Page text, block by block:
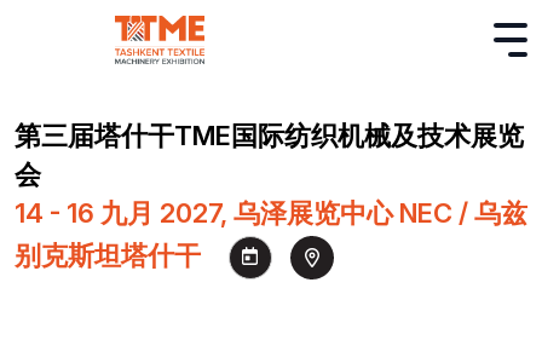
第三届塔什干TME国际纺织机械及技术展览
会
14 - 16 九月 2027, 乌泽展览中心 NEC / 乌兹
别克斯坦塔什干